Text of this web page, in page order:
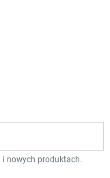
nowych produktach.